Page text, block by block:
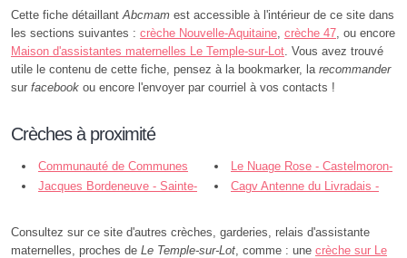
Cette fiche détaillantAbcmam est accessible à l'intérieur de ce site dans
les sections suivantes : crèche Nouvelle-Aquitaine, crèche 47, ou encore
Maison d'assistantes maternelles Le Temple-sur-Lot. Vous avez trouvé
utile le contenu de cette fiche, pensez à la bookmarker, la recommander
sur facebook ou encore l'envoyer par courriel à vos contacts !
Crèches à proximité
Communauté de Communes
Lot et Tolzac - Castelmoron-sur-Lot
Le Nuage Rose - Castelmoron-
sur-Lot
Jacques Bordeneuve - Sainte-
Cagv Antenne du Livradais -
Consultez sur ce site d'autres crèches, garderies, relais d'assistante
maternelles, proches de Le Temple-sur-Lot, comme : une crèche sur Le